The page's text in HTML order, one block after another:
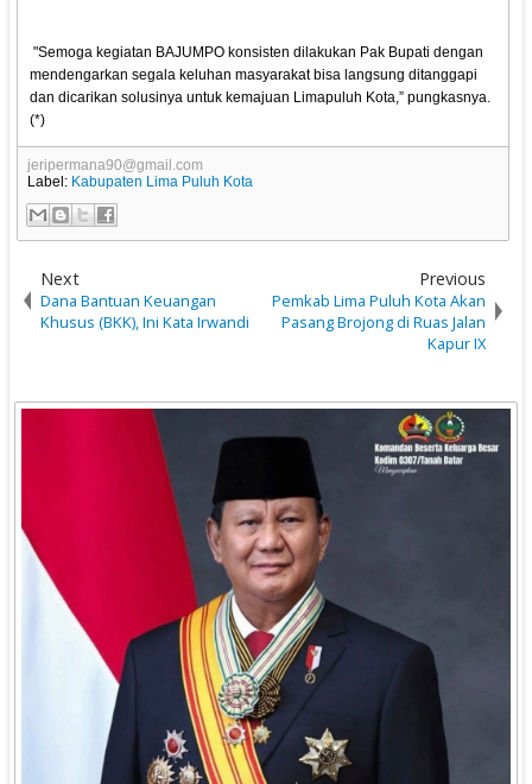
"Semoga kegiatan BAJUMPO konsisten dilakukan Pak Bupati dengan
mendengarkan segala keluhan masyarakat bisa langsung ditanggapi
dan dicarikan solusinya untuk kemajuan Limapuluh Kota,” pungkasnya.
(*)
jeripermana90@gmail.com
Label: Kabupaten Lima Puluh Kota
Next
Dana Bantuan Keuangan
Khusus (BKK), Ini Kata Irwandi
Previous
Pemkab Lima Puluh Kota Akan
Pasang Brojong di Ruas Jalan
Kapur IX